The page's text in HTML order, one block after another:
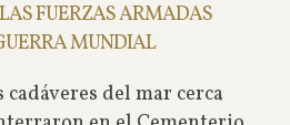
FUERZAS ARMADAS
MUNDIAL
cadáveres del mar cerca